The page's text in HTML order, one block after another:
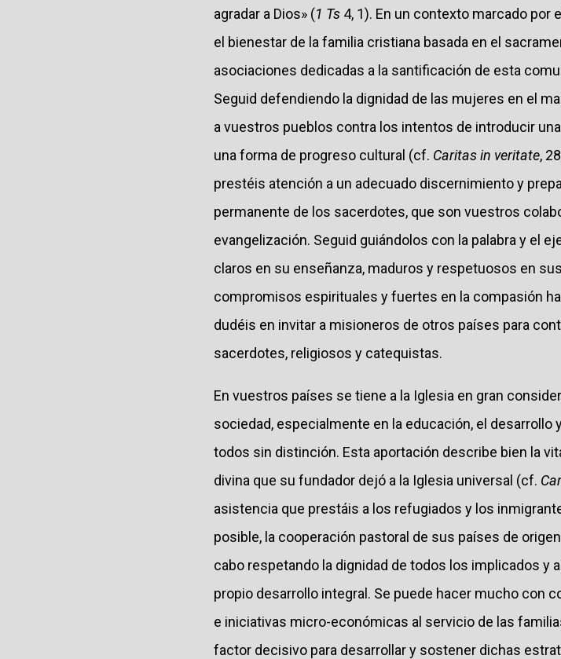
agradar a Dios» (1 Ts 4, 1). En un contexto marcado por
el bienestar de la familia cristiana basada en el
asociaciones dedicadas a la santificación de esta
Seguid defendiendo la dignidad de las mujeres en el
a vuestros pueblos contra los intentos de introducir
una forma de progreso cultural (cf. Caritas in veritate,
prestéis atención a un adecuado discernimiento y
permanente de los sacerdotes, que son vuestros
evangelización. Seguid guiándolos con la palabra y el
claros en su enseñanza, maduros y respetuosos en
compromisos espirituales y fuertes en la compasión
dudéis en invitar a misioneros de otros países para
sacerdotes, religiosos y catequistas.
En vuestros países se tiene a la Iglesia en gran
sociedad, especialmente en la educación, el desarrollo
todos sin distinción. Esta aportación describe bien la
divina que su fundador dejó a la Iglesia universal (cf.
asistencia que prestáis a los refugiados y los
posible, la cooperación pastoral de sus países de
cabo respetando la dignidad de todos los implicados y
propio desarrollo integral. Se puede hacer mucho con
e iniciativas micro-económicas al servicio de las
factor decisivo para desarrollar y sostener dichas